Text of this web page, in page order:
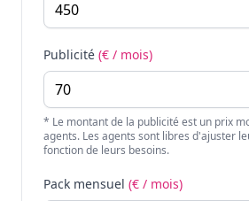
Publicité (€ / mois)
* Le montant de la publicité est un prix
agents. Les agents sont libres d'ajuster
fonction de leurs besoins.
Pack mensuel (€ / mois)